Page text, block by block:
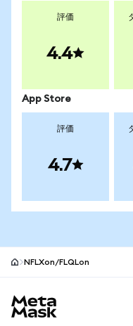
評価
4.4
App Store
評価
4.7
NFLXon/FLQLon